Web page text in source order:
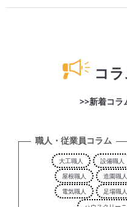
コ
>>新着コラ
職人・従業員コラム
大工職人 設備職人
屋根職人
造園職人
電気職人
足場職人